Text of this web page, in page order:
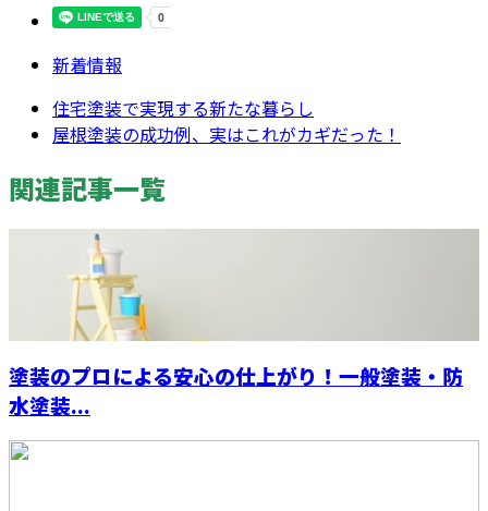
新着情報
住宅塗装で実現する新たな暮らし
屋根塗装の成功例、実はこれがカギだった！
関連記事一覧
塗装のプロによる安心の仕上がり！一般塗装・防
水塗装...